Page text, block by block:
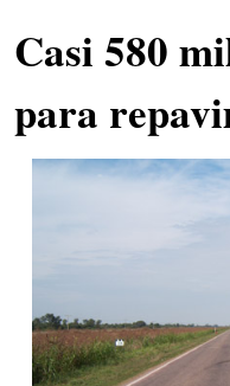
Casi 580
para